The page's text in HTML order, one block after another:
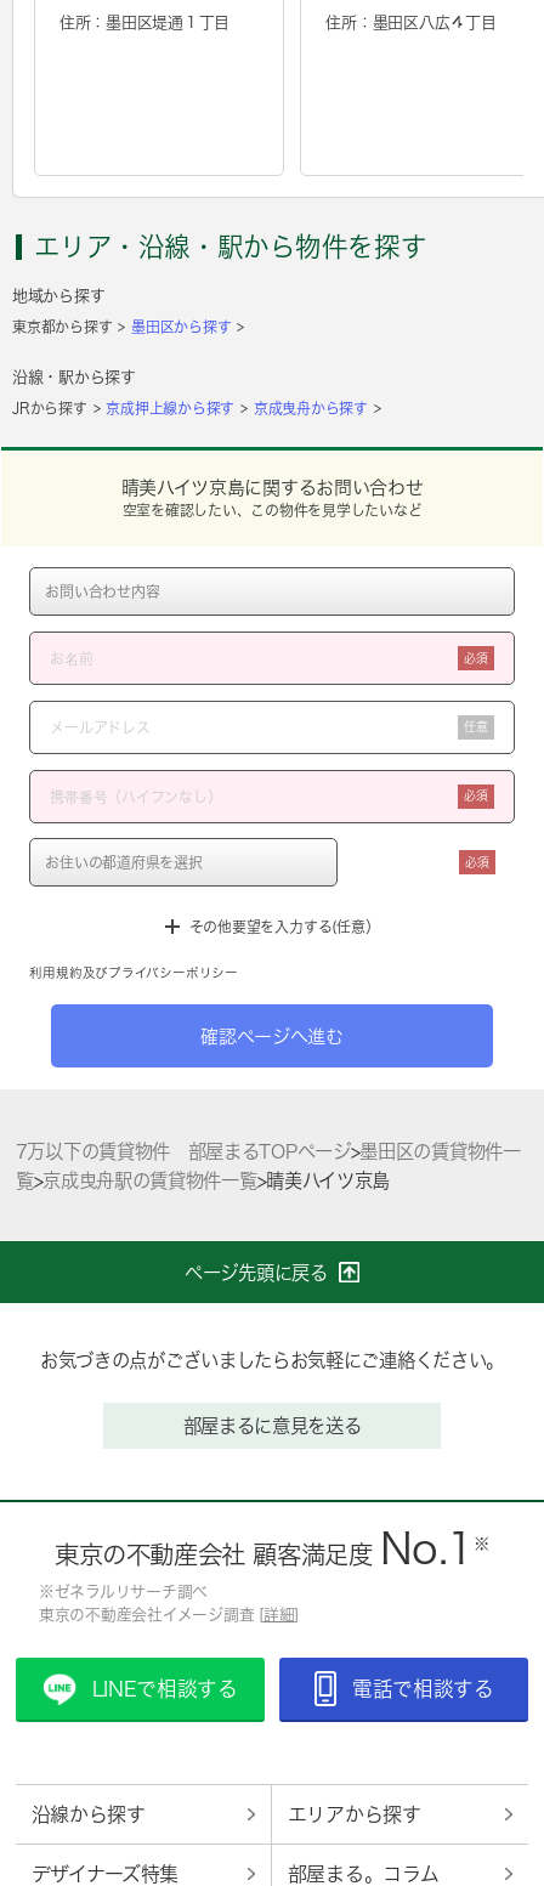
住所：墨田区堤通１丁目 住所：墨田区八広４丁目
エリア・沿線・駅から物件を探す
地域から探す
東京都から探す 墨田区から探す
沿線・駅から探す
JRから探す 京成押上線から探す 京成曳舟から探す
晴美ハイツ京島に関するお問い合わせ
空室を確認したい、この物件を見学したいなど
必須
任意
必須
必須
その他要望を入力する(任意）
利用規約 及び プライバシーポリシー
確認ページへ進む
7万以下の賃貸物件 部屋まるTOPページ>墨田区の賃貸物件一
覧>京成曳舟駅の賃貸物件一覧>晴美ハイツ京島
ページ先頭に戻る
お気づきの点がございましたらお気軽にご連絡ください。
部屋まるに意見を送る
東京の不動産会社 顧客満足度 No.1 ※
※ゼネラルリサーチ調べ
東京の不動産会社イメージ調査 [ 詳細
LINEで相談する 電話で相談する
沿線から探す エリアから探す
デザイナーズ特集 部屋まる。コラム